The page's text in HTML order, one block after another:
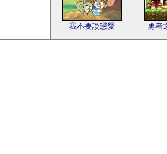
我不要談戀愛 勇者